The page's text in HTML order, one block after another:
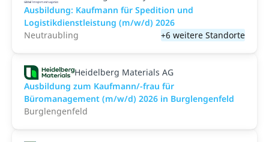
Ausbildung: Kaufmann für Spedition und
Logistikdienstleistung (m/w/d) 2026
Neutraubling
+6 weitere Standorte
Heidelberg Materials AG
Ausbildung zum Kaufmann/-frau für
Büromanagement (m/w/d) 2026 in Burglengenfeld
Burglengenfeld